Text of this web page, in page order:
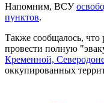
Напомним, ВСУ
пунктов.
Также сообщалось,
провести полную
Кременной,
оккупированных